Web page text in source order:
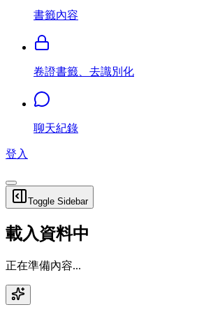
書籤內容
卷證書籤、去識別化
聊天紀錄
登入
Toggle Sidebar
載入資料中
正在準備內容...